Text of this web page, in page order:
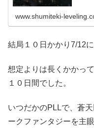
www.shumiteki-
結局１０日かかり7/12
想定よりは長くかかっ
１０日間でした。
いつだかのPLLで、蒼
ークファンタジーを主